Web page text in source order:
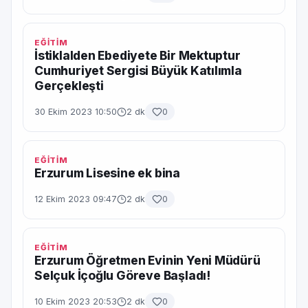
EĞİTİM
İstiklalden Ebediyete Bir Mektuptur
Cumhuriyet Sergisi Büyük Katılımla
Gerçekleşti
30 Ekim 2023 10:50 2 dk 0
EĞİTİM
Erzurum Lisesine ek bina
12 Ekim 2023 09:47 2 dk 0
EĞİTİM
Erzurum Öğretmen Evinin Yeni Müdürü
Selçuk İçoğlu Göreve Başladı!
10 Ekim 2023 20:53 2 dk 0